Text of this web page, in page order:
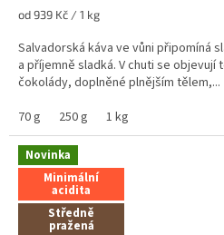
Měrná
od 939 Kč / 1 kg
Salvadorská káva ve vůni připomíná
a příjemně sladká. V chuti se objevují
čokolády, doplněné plnějším tělem,...
70 g
250 g 1 kg
Novinka
Minimální
acidita
Středně
pražená